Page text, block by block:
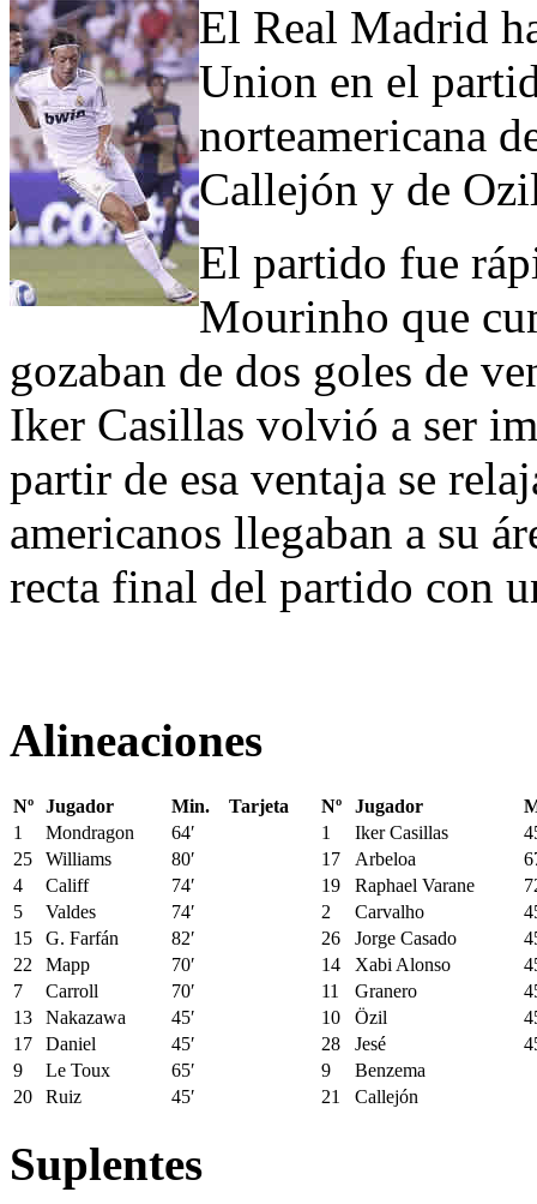
El Real Madrid
Union en el
norteamericana
Callejón y de
El partido fue
Mourinho que
gozaban de dos goles de
Iker Casillas volvió a ser
partir de esa ventaja se
americanos llegaban a su
recta final del partido con
Alineaciones
Nº Jugador Min. Tarjeta Nº Jugador
1
Mondragon 64′ 1 Iker Casillas
25
Williams 80′ 17 Arbeloa
4
Califf 74′ 19 Raphael Varane
5
Valdes 74′ 2 Carvalho
15
G. Farfán 82′ 26 Jorge Casado
22
Mapp 70′ 14 Xabi Alonso
7
Carroll 70′ 11 Granero
13
Nakazawa 45′ 10 Özil
17
Daniel 45′ 28 Jesé
9
Le Toux 65′ 9
Benzema
20
Ruiz 45′ 21 Callejón
Suplentes